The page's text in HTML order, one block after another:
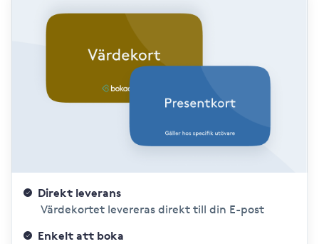
Direkt leverans
Värdekortet levereras direkt till din E-post
Enkelt att boka